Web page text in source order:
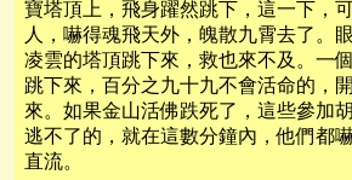
寶塔頂上，飛身躍然跳下，這一下，
人，嚇得魂飛天外，魄散九霄去了。
凌雲的塔頂跳下來，救也來不及。一
跳下來，百分之九十九不會活命的，
來。如果金山活佛跌死了，這些參加
逃不了的，就在這數分鐘內，他們都
直流。